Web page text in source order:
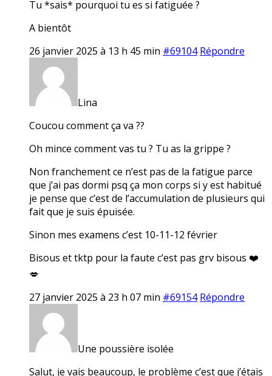
Tu *sais* pourquoi tu es si fatiguée ?
A bientôt
26 janvier 2025 à 13 h 45 min #69104 Répondre
Lina
Coucou comment ça va ??
Oh mince comment vas tu ? Tu as la grippe ?
Non franchement ce n’est pas de la fatigue parce
que j’ai pas dormi psq ça mon corps si y est habitué
je pense que c’est de l’accumulation de plusieurs qui
fait que je suis épuisée.
Sinon mes examens c’est 10-11-12 février
Bisous et tktp pour la faute c’est pas grv bisous ❤️
💋
27 janvier 2025 à 23 h 07 min #69154 Répondre
Une poussière isolée
Salut, je vais beaucoup, le problème c’est que j’étais